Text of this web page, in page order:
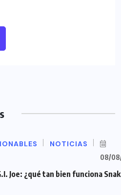
NOTICIAS
08/
Joe: ¿qué tan bien funciona